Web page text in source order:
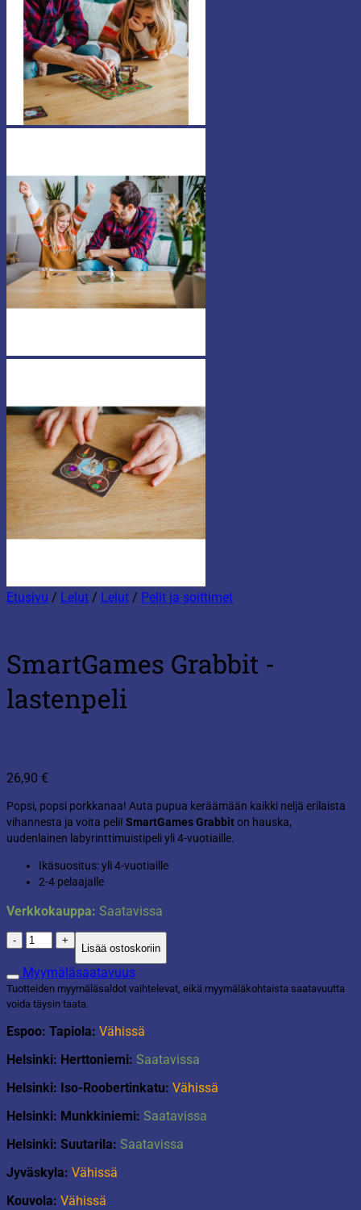
Etusivu / Lelut / Lelut / Pelit ja soittimet
SmartGames Grabbit -
lastenpeli
26,90 €
Popsi, popsi porkkanaa! Auta pupua keräämään kaikki neljä erilaista
vihannesta ja voita peli! SmartGames Grabbiton hauska,
uudenlainen labyrinttimuistipeli yli 4-vuotiaille.
Ikäsuositus: yli 4-vuotiaille
2-4 pelaajalle
Verkkokauppa: Saatavissa
SmartGames
Grabbit
-
lastenpeli
määrä
Lisää ostoskoriin
Myymäläsaatavuus
Tuotteiden myymäläsaldot vaihtelevat, eikä myymäläkohtaista saatavuutta
voida täysin taata.
Espoo: Tapiola: Vähissä
Helsinki: Herttoniemi: Saatavissa
Helsinki: Iso-Roobertinkatu: Vähissä
Helsinki: Munkkiniemi: Saatavissa
Helsinki: Suutarila: Saatavissa
Jyväskyla: Vähissä
Kouvola: Vähissä